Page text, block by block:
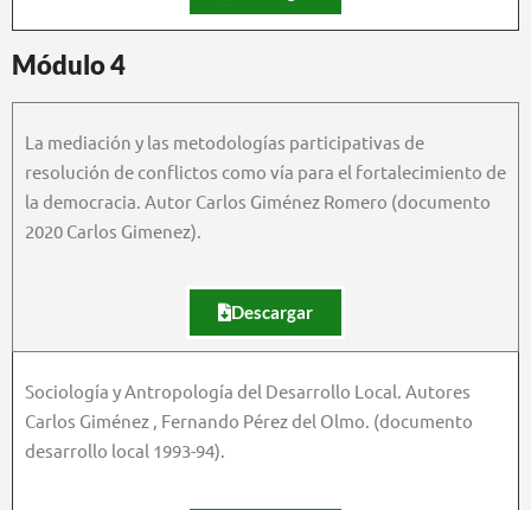
Módulo 4
La mediación y las metodologías participativas de
resolución de conflictos como vía para el fortalecimiento de
la democracia. Autor Carlos Giménez Romero (documento
2020 Carlos Gimenez).
Descargar
Sociología y Antropología del Desarrollo Local. Autores
Carlos Giménez , Fernando Pérez del Olmo. (documento
desarrollo local 1993-94).